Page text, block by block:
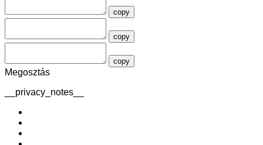
copy
copy
copy
Megosztás
__privacy_notes__